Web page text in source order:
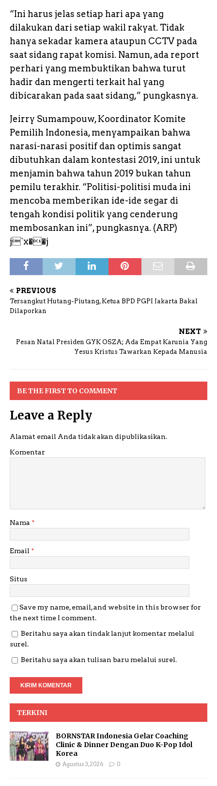
“Ini harus jelas setiap hari apa yang
dilakukan dari setiap wakil rakyat. Tidak
hanya sekadar kamera ataupun CCTV pada
saat sidang rapat komisi. Namun, ada report
perhari yang membuktikan bahwa turut
hadir dan mengerti terkait hal yang
dibicarakan pada saat sidang,” pungkasnya.
Jeirry Sumampouw, Koordinator Komite
Pemilih Indonesia, menyampaikan bahwa
narasi-narasi positif dan optimis sangat
dibutuhkan dalam kontestasi 2019, ini untuk
menjamin bahwa tahun 2019 bukan tahun
pemilu terakhir. “Politisi-politisi muda ini
mencoba memberikan ide-ide segar di
tengah kondisi politik yang cenderung
membosankan ini”, pungkasnya. (ARP)
j`x��j
PREVIOUS
Tersangkut Hutang-Piutang, Ketua BPD PGPI Jakarta Bakal
Dilaporkan
NEXT
Pesan Natal Presiden GYK OSZA; Ada Empat Karunia Yang
Yesus Kristus Tawarkan Kepada Manusia
BE THE FIRST TO COMMENT
Leave a Reply
Alamat email Anda tidak akan dipublikasikan.
Komentar
Nama *
Email *
Situs
Save my name, email, and website in this browser for
the next time I comment.
Beritahu saya akan tindak lanjut komentar melalui
surel.
Beritahu saya akan tulisan baru melalui surel.
TERKINI
BORNSTAR Indonesia Gelar Coaching
Clinic & Dinner Dengan Duo K-Pop Idol
Korea
Agustus 3, 2026 0